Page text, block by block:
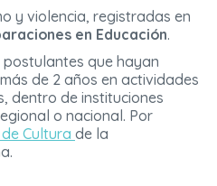
y violencia, registradas en
en Educación.
postulantes que hayan
de 2 años en actividades
dentro de instituciones
o nacional. Por
Cultura de la